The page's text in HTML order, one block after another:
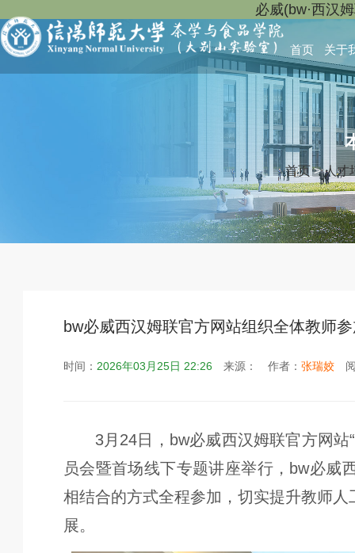
必威(bw·西汉
首页 关于
首页>人才
bw必威西汉姆联官方网站组织全体教师
时间： 2026年03月25日 22:26 来源： 作者： 张瑞姣阅
3月24日，bw必威西汉姆联官方网
员会暨首场线下专题讲座举行，bw必威
相结合的方式全程参加，切实提升教师
展。